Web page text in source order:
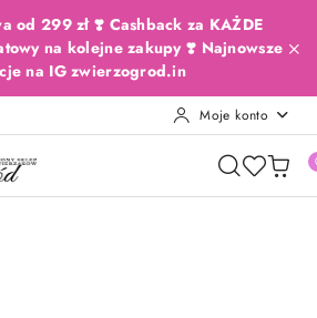
głównej
konto
głównego
produktu
od 299 zł ❣️ Cashback za KAŻDE
na kolejne zakupy ❣️ Najnowsze
na IG zwierzogrod.in
Moje konto